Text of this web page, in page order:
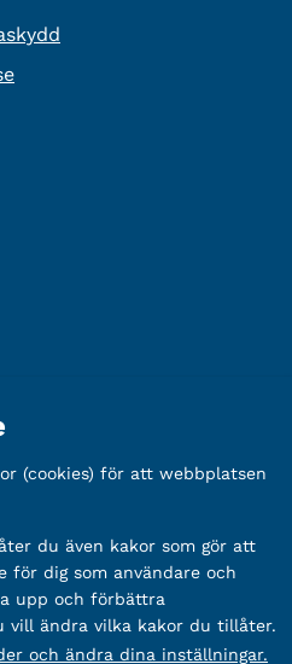
2338
(cookies) för att webbplatsen
du även kakor som gör att
för dig som användare och
upp och förbättra
vill ändra vilka kakor du tillåter.
och ändra dina inställningar.